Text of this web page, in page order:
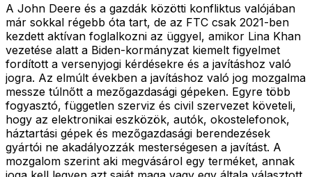
A John Deere és a gazdák közötti konfliktus valójában
már sokkal régebb óta tart, de az FTC csak 2021-ben
kezdett aktívan foglalkozni az üggyel, amikor Lina Khan
vezetése alatt a Biden-kormányzat kiemelt figyelmet
fordított a versenyjogi kérdésekre és a javításhoz való
jogra. Az elmúlt években a javításhoz való jog mozgalma
messze túlnőtt a mezőgazdasági gépeken. Egyre több
fogyasztó, független szerviz és civil szervezet követeli,
hogy az elektronikai eszközök, autók, okostelefonok,
háztartási gépek és mezőgazdasági berendezések
gyártói ne akadályozzák mesterségesen a javítást. A
mozgalom szerint aki megvásárol egy terméket, annak